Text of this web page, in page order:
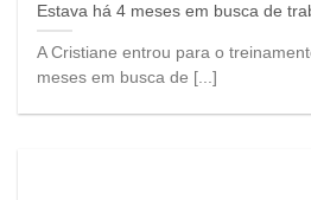
Estava há 4 meses em busca de
A Cristiane entrou para o
meses em busca de [...]